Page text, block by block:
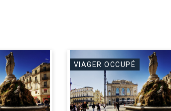
VIAGER OCCUPÉ